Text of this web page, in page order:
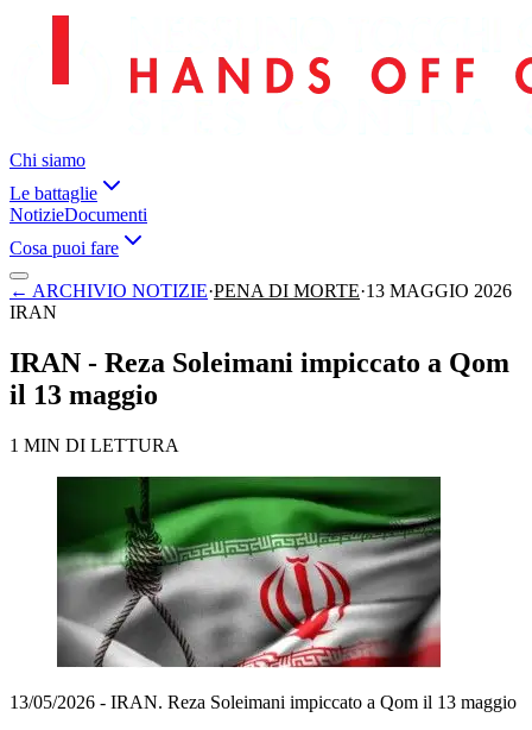
Chi siamo
Le battaglie
NotizieDocumenti
Cosa puoi fare
← ARCHIVIO NOTIZIE·PENA DI MORTE·13 MAGGIO 2026
IRAN
IRAN - Reza Soleimani impiccato a Qom
il 13 maggio
1 MIN DI LETTURA
13/05/2026 - IRAN. Reza Soleimani impiccato a Qom il 13 maggio